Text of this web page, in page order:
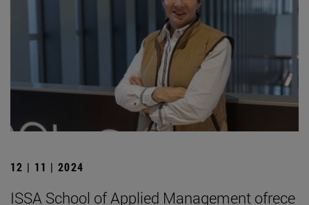
12 | 11 | 2024
ISSA School of Applied Management ofrece